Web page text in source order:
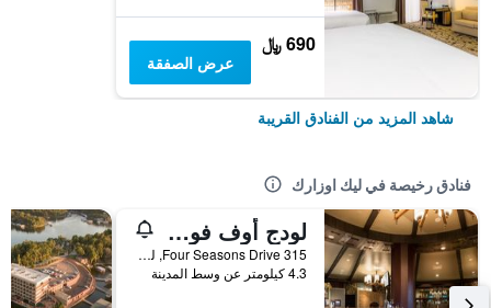
690 ﷼
عرض الصفقة
شاهد المزيد من الفنادق القريبة
فنادق رخيصة في ليك اوزارك
لودج أوف فور سيزونز غولف ريزورت, مارينا & سبا
315 Four Seasons Drive, ليك اوزارك, MO, الولايات المتحدة الأميريكية
4.3 كيلومتر عن وسط المدينة